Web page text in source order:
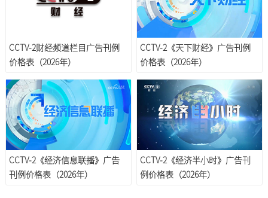
CCTV-2财经频道栏目广告刊例
价格表（2026年）
CCTV-2《天下财经》广告刊例
价格表（2026年）
CCTV-2《经济信息联播》广告
刊例价格表（2026年）
CCTV-2《经济半小时》广告刊
例价格表（2026年）